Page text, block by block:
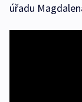
úřadu